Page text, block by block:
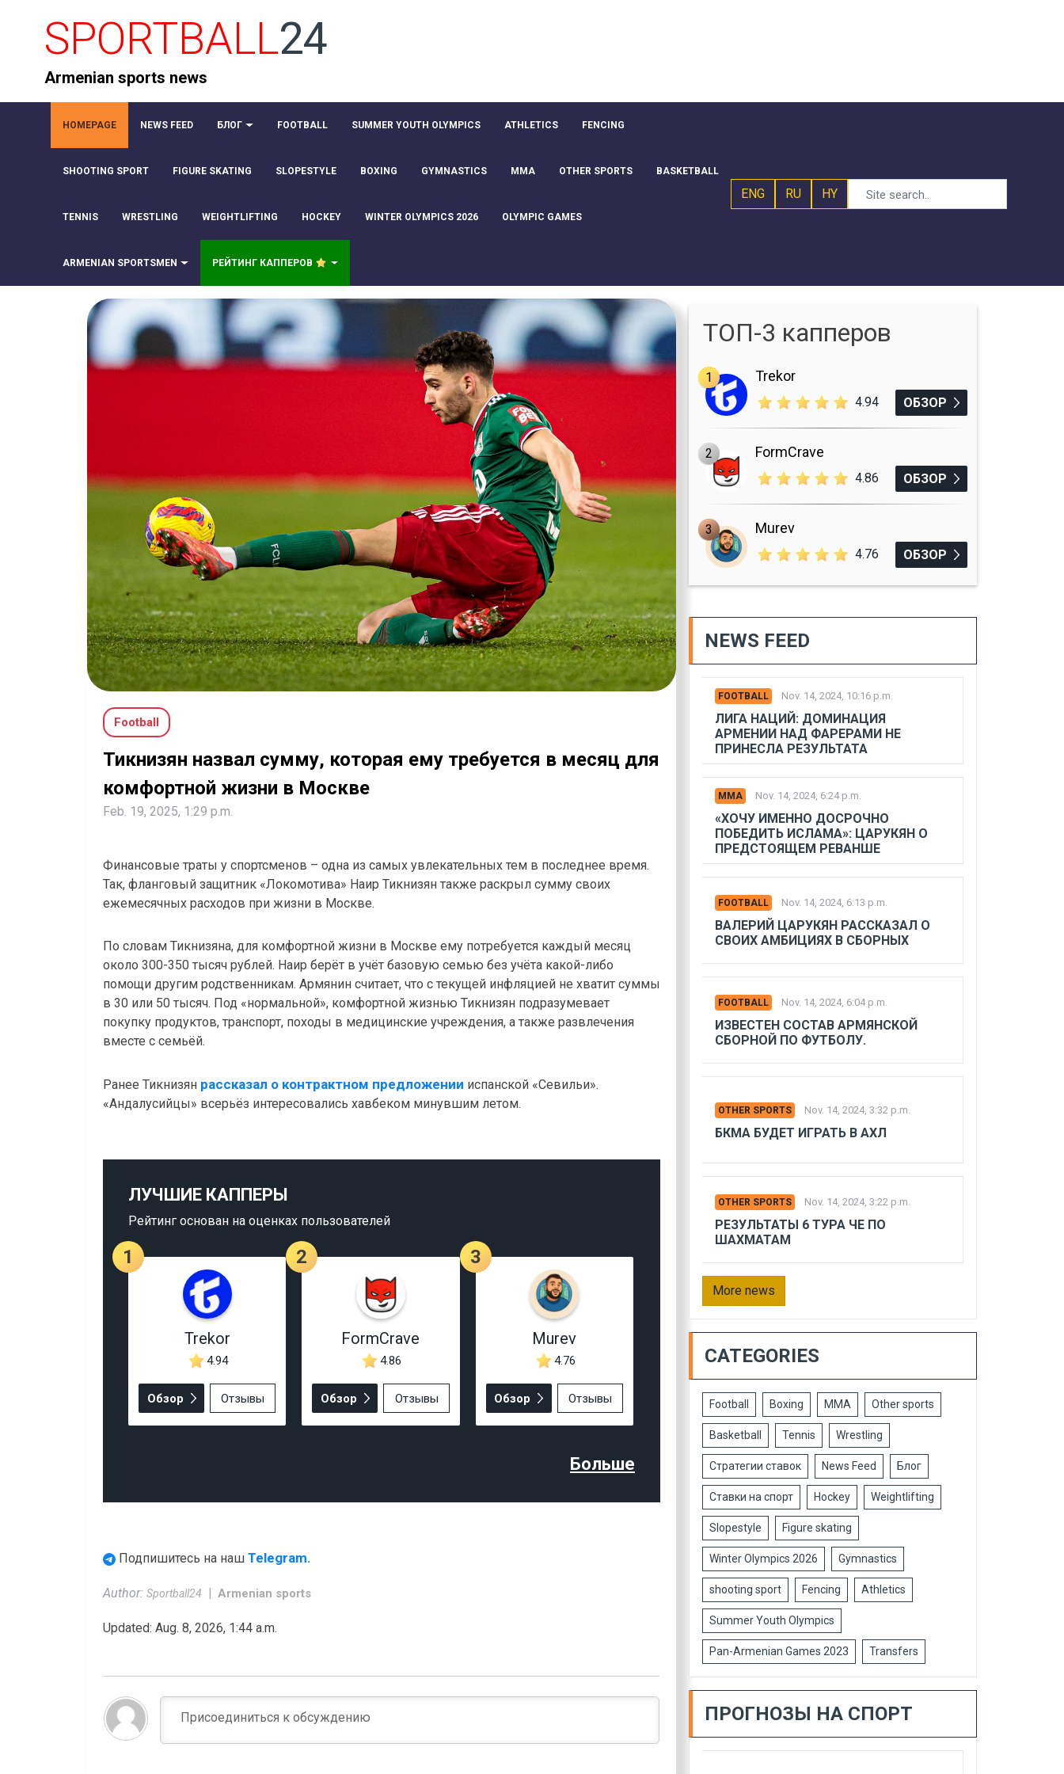
SPORTBALL24
Armenian sports news
HOMEPAGE NEWS FEED БЛОГ FOOTBALL SUMMER YOUTH OLYMPICS ATHLETICS FENCING
SHOOTING SPORT FIGURE SKATING SLOPESTYLE BOXING GYMNASTICS MMA OTHER SPORTS BASKETBALL
TENNIS WRESTLING WEIGHTLIFTING HOCKEY WINTER OLYMPICS 2026 OLYMPIC GAMES
ARMENIAN SPORTSMEN РЕЙТИНГ КАППЕРОВ
ENG RU HY
Football
Тикнизян назвал сумму, которая ему требуется в месяц для
комфортной жизни в Москве
Feb. 19, 2025, 1:29 p.m.
Финансовые траты у спортсменов – одна из самых увлекательных тем в последнее время.
Так, фланговый защитник «Локомотива» Наир Тикнизян также раскрыл сумму своих
ежемесячных расходов при жизни в Москве.
По словам Тикнизяна, для комфортной жизни в Москве ему потребуется каждый месяц
около 300-350 тысяч рублей. Наир берёт в учёт базовую семью без учёта какой-либо
помощи другим родственникам. Армянин считает, что с текущей инфляцией не хватит суммы
в 30 или 50 тысяч. Под «нормальной», комфортной жизнью Тикнизян подразумевает
покупку продуктов, транспорт, походы в медицинские учреждения, а также развлечения
вместе с семьёй.
Ранее Тикнизян рассказал о контрактном предложении испанской «Севильи».
«Андалусийцы» всерьёз интересовались хавбеком минувшим летом.
ЛУЧШИЕ КАППЕРЫ
Рейтинг основан на оценках пользователей
1
Trekor
4.94
Обзор Отзывы
2
FormCrave
4.86
Обзор Отзывы
3
Murev
4.76
Обзор Отзывы
Больше
Подпишитесь на наш Telegram.
Author: Sportball24 Armenian sports
Updated: Aug. 8, 2026, 1:44 a.m.
ТОП-3 капперов
1 Trekor
4.94 ОБЗОР
2 FormCrave
4.86 ОБЗОР
3 Murev
4.76 ОБЗОР
NEWS FEED
FOOTBALL Nov. 14, 2024, 10:16 p.m.
ЛИГА НАЦИЙ: ДОМИНАЦИЯ
АРМЕНИИ НАД ФАРЕРАМИ НЕ
ПРИНЕСЛА РЕЗУЛЬТАТА
MMA Nov. 14, 2024, 6:24 p.m.
«ХОЧУ ИМЕННО ДОСРОЧНО
ПОБЕДИТЬ ИСЛАМА»: ЦАРУКЯН О
ПРЕДСТОЯЩЕМ РЕВАНШЕ
FOOTBALL Nov. 14, 2024, 6:13 p.m.
ВАЛЕРИЙ ЦАРУКЯН РАССКАЗАЛ О
СВОИХ АМБИЦИЯХ В СБОРНЫХ
FOOTBALL Nov. 14, 2024, 6:04 p.m.
ИЗВЕСТЕН СОСТАВ АРМЯНСКОЙ
СБОРНОЙ ПО ФУТБОЛУ.
OTHER SPORTS Nov. 14, 2024, 3:32 p.m.
БКМА БУДЕТ ИГРАТЬ В АХЛ
OTHER SPORTS Nov. 14, 2024, 3:22 p.m.
РЕЗУЛЬТАТЫ 6 ТУРА ЧЕ ПО
ШАХМАТАМ
More news
CATEGORIES
Football Boxing MMA Other sports
Basketball Tennis Wrestling
Стратегии ставок News Feed Блог
Ставки на спорт Hockey Weightlifting
Slopestyle Figure skating
Winter Olympics 2026 Gymnastics
shooting sport Fencing Athletics
Summer Youth Olympics
Pan-Armenian Games 2023 Transfers
ПРОГНОЗЫ НА СПОРТ